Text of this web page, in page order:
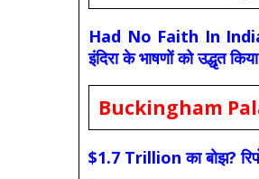
Had No Faith In
इंदिरा के भाषणों को उद्धृत किया
Buckingham
$1.7 Trillion का बोझ?